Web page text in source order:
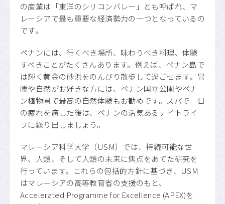
の産業は「東洋のシリコンバレー」とも呼ばれ、マ
レーシアで最も重要な経済勢力の一つとなっているの
です。
ペナンには、行くべき場所、味わうべき料理、体験
すべきことがたくさんあります。例えば、ペナン島で
は輝く黄金の砂浜をのんびり散歩して過ごせます。冒
険や自然がお好きな方には、ペナン国立公園やペナ
ン植物園で最高の自然体験もお勧めです。スパで一日
の疲れを癒した後は、ペナンの活気あるナイトライ
フに繰り出しましょう。
マレーシア科学大学（USM）では、持続可能な世
界、人類、そして人類の未来に焦点をあてた研究を
行っています。これらの包括的方針に基づき、USM
はマレーシアの高等教育省の支援のもと、
Accelerated Programme for Excellence (APEX)を